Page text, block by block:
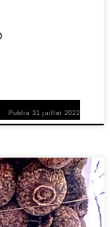
Publié31 juillet 2022
qualité et grande
avec passion